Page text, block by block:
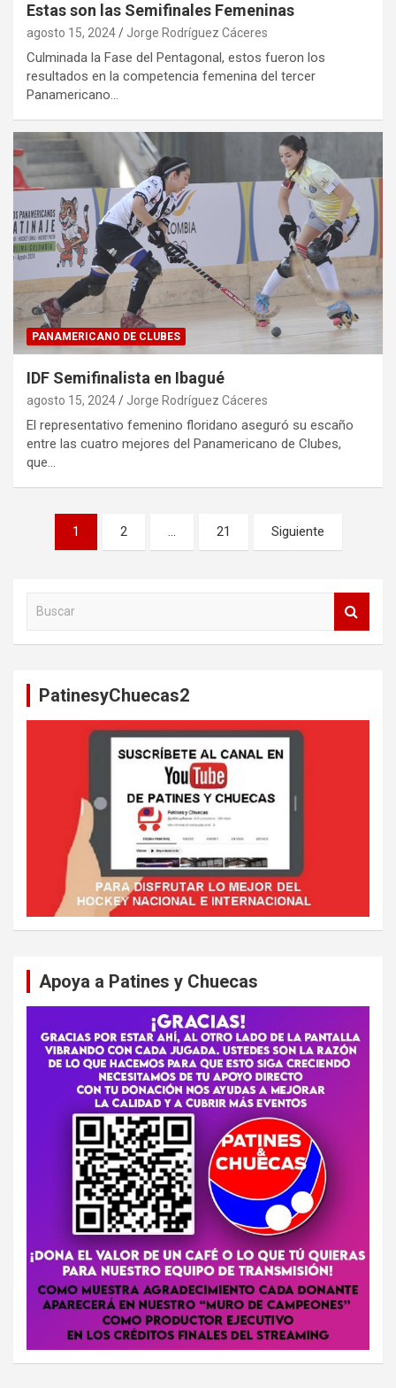
Estas son las Semifinales Femeninas
agosto 15, 2024 Jorge Rodríguez Cáceres
Culminada la Fase del Pentagonal, estos fueron los
resultados en la competencia femenina del tercer
Panamericano…
PANAMERICANO DE CLUBES
IDF Semifinalista en Ibagué
agosto 15, 2024 Jorge Rodríguez Cáceres
El representativo femenino floridano aseguró su escaño
entre las cuatro mejores del Panamericano de Clubes,
que…
Paginación
1 2 … 21 Siguiente
PatinesyChuecas2
Apoya a Patines y Chuecas